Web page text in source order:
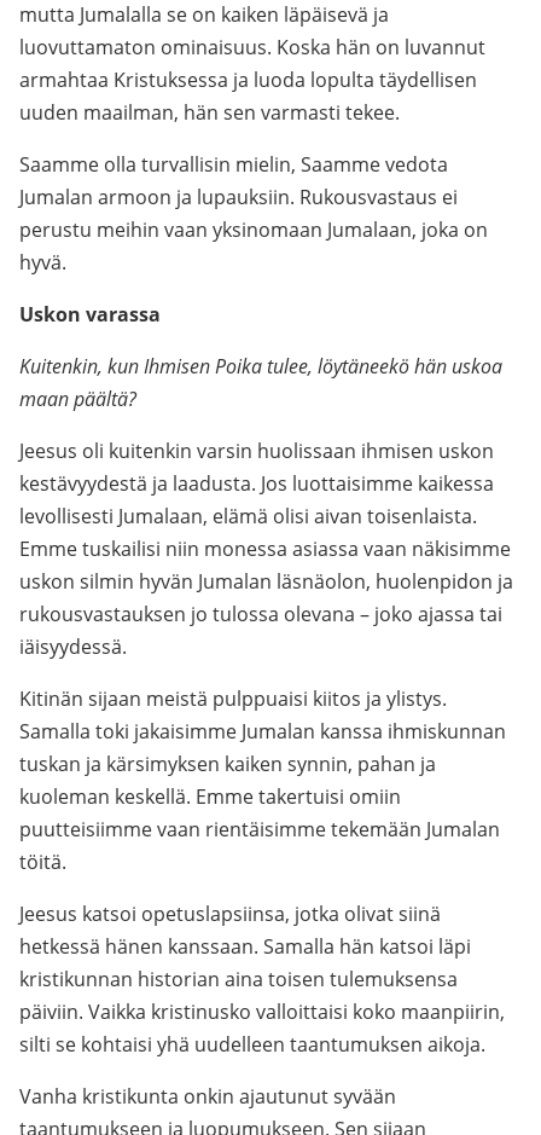
mutta Jumalalla se on kaiken läpäisevä ja
luovuttamaton ominaisuus. Koska hän on luvannut
armahtaa Kristuksessa ja luoda lopulta täydellisen
uuden maailman, hän sen varmasti tekee.
Saamme olla turvallisin mielin, Saamme vedota
Jumalan armoon ja lupauksiin. Rukousvastaus ei
perustu meihin vaan yksinomaan Jumalaan, joka on
hyvä.
Uskon varassa
Kuitenkin, kun Ihmisen Poika tulee, löytäneekö hän uskoa
maan päältä?
Jeesus oli kuitenkin varsin huolissaan ihmisen uskon
kestävyydestä ja laadusta. Jos luottaisimme kaikessa
levollisesti Jumalaan, elämä olisi aivan toisenlaista.
Emme tuskailisi niin monessa asiassa vaan näkisimme
uskon silmin hyvän Jumalan läsnäolon, huolenpidon ja
rukousvastauksen jo tulossa olevana – joko ajassa tai
iäisyydessä.
Kitinän sijaan meistä pulppuaisi kiitos ja ylistys.
Samalla toki jakaisimme Jumalan kanssa ihmiskunnan
tuskan ja kärsimyksen kaiken synnin, pahan ja
kuoleman keskellä. Emme takertuisi omiin
puutteisiimme vaan rientäisimme tekemään Jumalan
töitä.
Jeesus katsoi opetuslapsiinsa, jotka olivat siinä
hetkessä hänen kanssaan. Samalla hän katsoi läpi
kristikunnan historian aina toisen tulemuksensa
päiviin. Vaikka kristinusko valloittaisi koko maanpiirin,
silti se kohtaisi yhä uudelleen taantumuksen aikoja.
Vanha kristikunta onkin ajautunut syvään
taantumukseen ja luopumukseen. Sen sijaan